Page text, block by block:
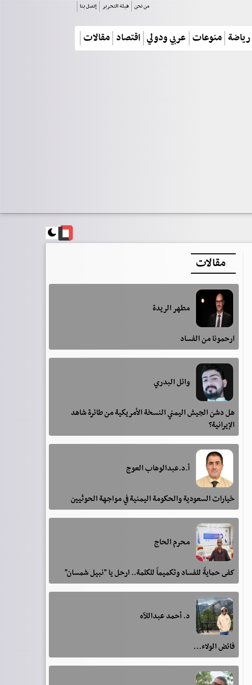
من نحن هيئة التحرير إتصل بنا
رياضة منوعات عربي ودولي اقتصاد مقالات
مقالات
مطهر الريدة
ارحمونا من الفساد
وائل البدري
هل دشن الجيش اليمني النسخة الأمريكية من طائرة شاهد
الإيرانية؟
أ.د.عبدالوهاب العوج
خيارات السعودية والحكومة اليمنية في مواجهة الحوثيين
محرم الحاج
كفى حمايةً للفساد وتكميماً للكلمة.. ارحل يا "نبيل شمسان"
د. أحمد عبداللآه
فائض الولاء…